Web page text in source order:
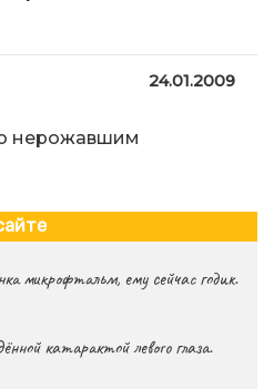
24.01.2009
нерожавшим
микрофтальм, ему сейчас годик.
катарактой левого глаза.